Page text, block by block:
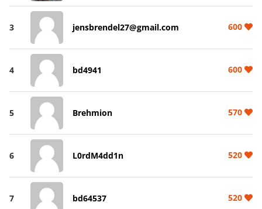
3 jensbrendel27@gmail.com 600
4 bd4941 600
5 Brehmion 570
6 L0rdM4dd1n 520
7 bd64537 520